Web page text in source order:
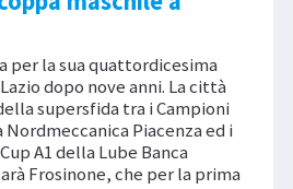
per la sua quattordicesima
dopo nove anni. La città
supersfida tra i Campioni
Piacenza ed i
A1 della Lube Banca
Frosinone, che per la prima